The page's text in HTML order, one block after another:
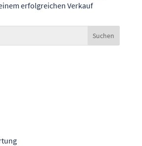
erfolgreichen Verkauf